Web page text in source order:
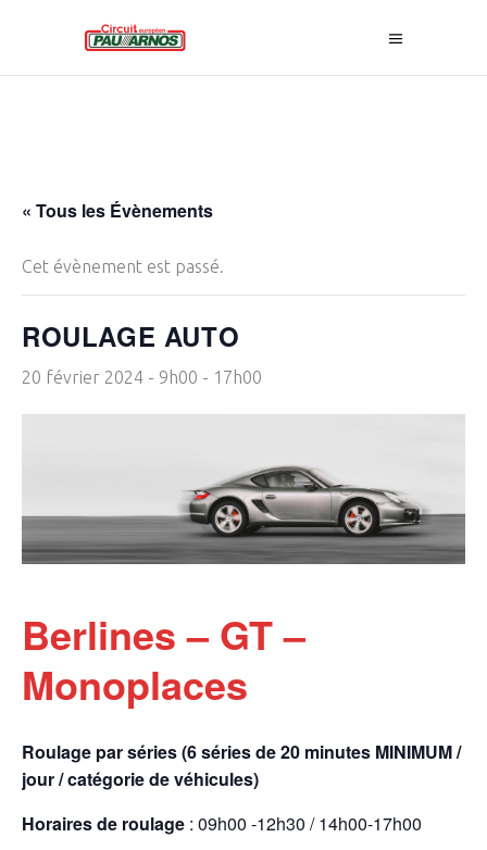
« Tous les Évènements
Cet évènement est passé.
ROULAGE AUTO
20 février 2024 - 9h00 - 17h00
Berlines – GT –
Monoplaces
Roulage par séries (6 séries de 20 minutes MINIMUM /
jour / catégorie de véhicules)
Horaires de roulage : 09h00 -12h30 / 14h00-17h00